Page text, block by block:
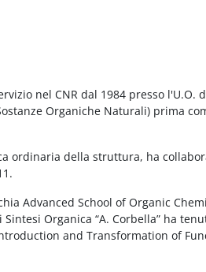
nel CNR dal 1984 presso l'U.O.
Organiche Naturali) prima
ordinaria della struttura, ha
Advanced School of Organic
Organica “A. Corbella” ha
and Transformation of